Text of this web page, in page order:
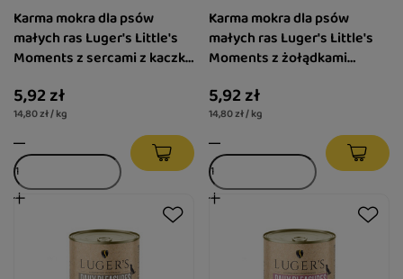
Karma mokra dla psów
małych ras Luger's Little's
Moments z sercami z kaczki
5,92 zł
14,80 zł / kg
Karma mokra dla psów
małych ras Luger's Little's
Moments z żołądkami
5,92 zł
14,80 zł / kg